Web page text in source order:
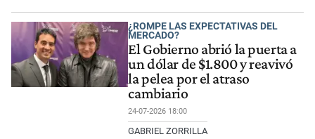
¿ROMPE LAS EXPECTATIVAS DEL
MERCADO?
El Gobierno abrió la puerta a
un dólar de $1.800 y reavivó
la pelea por el atraso
cambiario
24-07-2026 18:00
GABRIEL ZORRILLA